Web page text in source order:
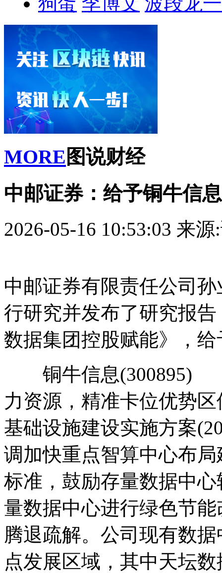
MORE 图说财经
中邮证券：给予铜牛信
2026-05-16 10:53:03 来源
中邮证券有限责任公司
行研究并发布了研究报
数据集团控股赋能》，
铜牛信息(300895)
力资源，精准卡位优势
基础设施建设实施方案
调加快重点智算中心布
标准，鼓励存量数据中
量数据中心进行绿色节
腾退疏解。公司现有数
点发展区域，其中天坛